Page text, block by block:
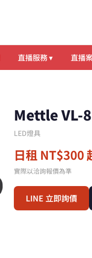
直播服務 ▾ 直播
Mettle VL-
LED燈具
日租 NT$300
實際以洽詢報價為準
LINE 立即詢價